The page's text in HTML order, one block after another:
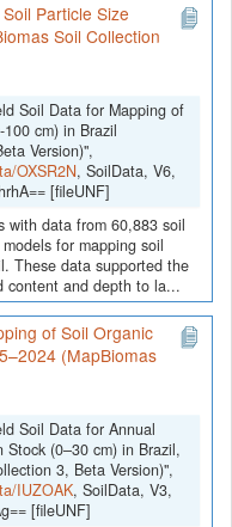
Particle Size
Soil Collection
Soil Data for Mapping of
cm) in Brazil
Version)",
OXSR2N, SoilData, V6,
[fileUNF]
with data from 60,883 soil
for mapping soil
These data supported the
content and depth to la...
of Soil Organic
(MapBiomas
Soil Data for Annual
(0–30 cm) in Brazil,
3, Beta Version)",
IUZOAK, SoilData, V3,
[fileUNF]